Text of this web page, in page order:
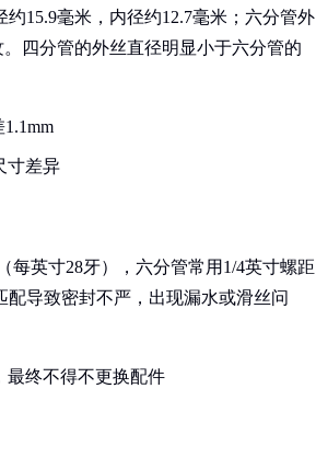
15.9毫米，内径约12.7毫米；六分管外
四分管的外丝直径明显小于六分管的
寸差异
每英寸28牙），六分管常用1/4英寸螺距
配导致密封不严，出现漏水或滑丝问
最终不得不更换配件